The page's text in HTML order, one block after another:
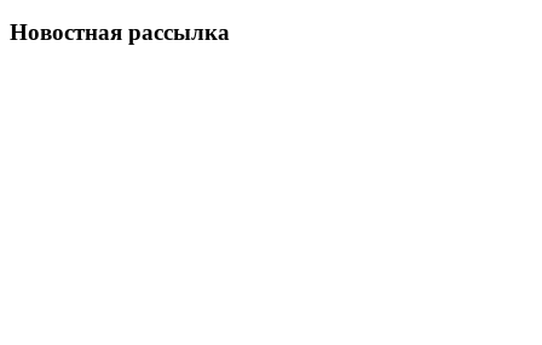
Новостная рассылка